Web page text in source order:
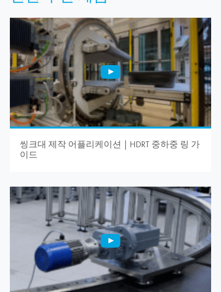
씽크대 제작 어플리케이션 | HDRT 중하중 링 가
이드